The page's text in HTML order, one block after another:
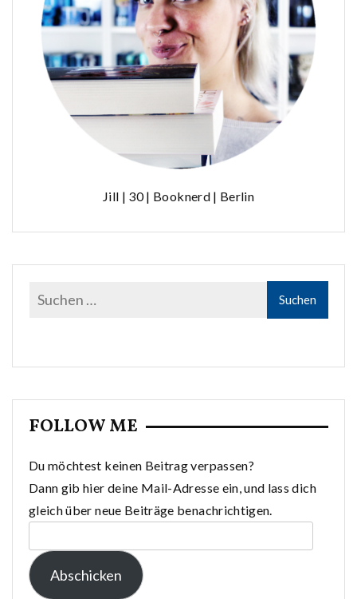
Jill | 30 | Booknerd | Berlin
FOLLOW ME
Du möchtest keinen Beitrag verpassen?
Dann gib hier deine Mail-Adresse ein, und lass dich
gleich über neue Beiträge benachrichtigen.
Mail-
Adresse:
Abschicken